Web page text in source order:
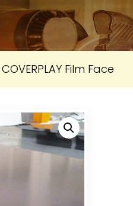
Film Face